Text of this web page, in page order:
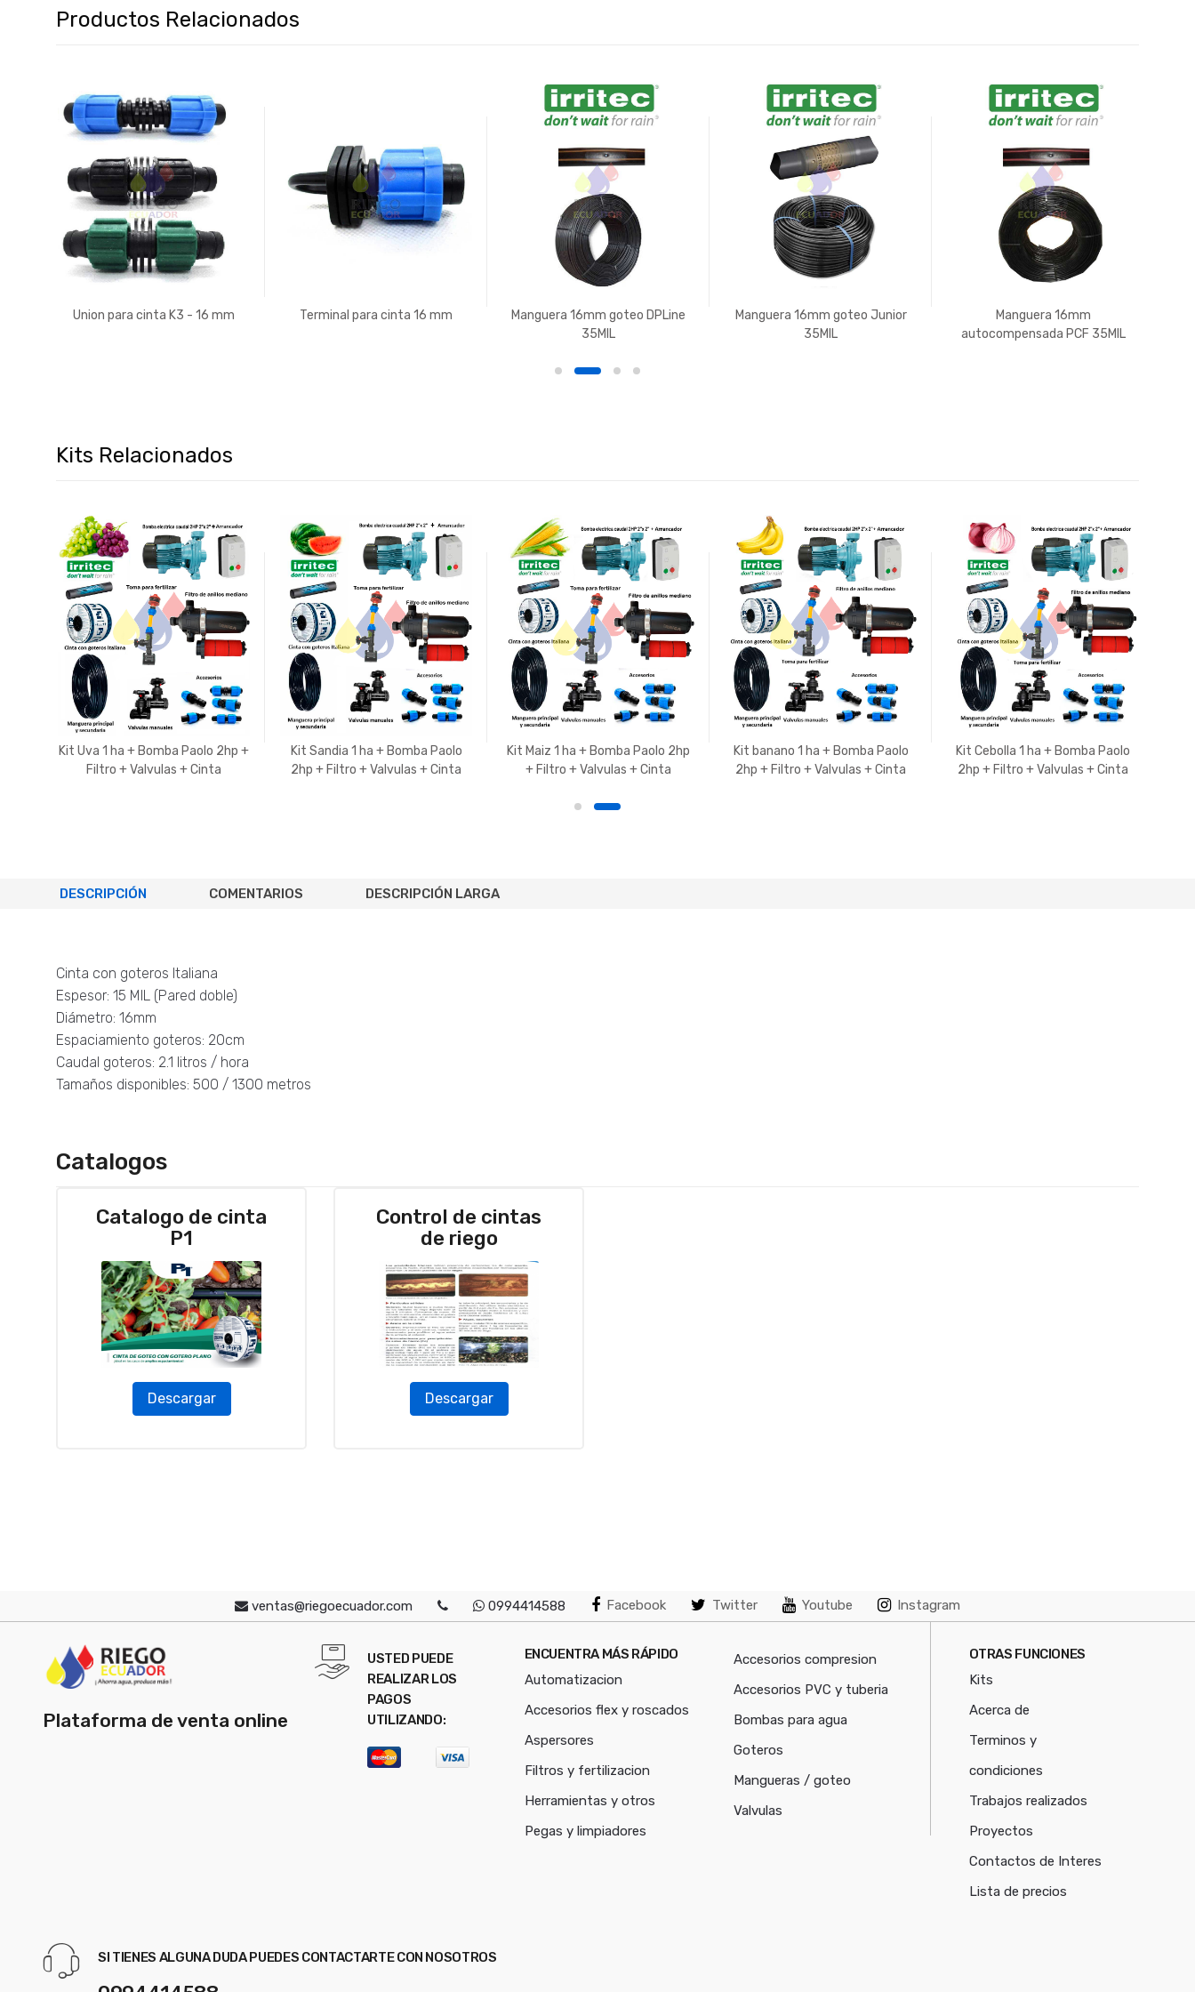
Productos Relacionados
Union para cinta K3 - 16 mm Terminal para cinta 16 mm
Manguera 16mm goteo DPLine
35MIL
Manguera 16mm goteo Junior
35MIL
Manguera 16mm
autocompensada PCF 35MIL
Kits Relacionados
Kit Uva 1 ha + Bomba Paolo 2hp +
Filtro + Valvulas + Cinta
Kit Sandia 1 ha + Bomba Paolo
2hp + Filtro + Valvulas + Cinta
Kit Maiz 1 ha + Bomba Paolo 2hp
+ Filtro + Valvulas + Cinta
Kit banano 1 ha + Bomba Paolo
2hp + Filtro + Valvulas + Cinta
Kit Cebolla 1 ha + Bomba Paolo
2hp + Filtro + Valvulas + Cinta
DESCRIPCIÓN COMENTARIOS DESCRIPCIÓN LARGA
Cinta con goteros Italiana
Espesor: 15 MIL (Pared doble)
Diámetro: 16mm
Espaciamiento goteros: 20cm
Caudal goteros: 2.1 litros / hora
Tamaños disponibles: 500 / 1300 metros
Catalogos
Catalogo de cinta
P1
Descargar
Control de cintas
de riego
Descargar
ventas@riegoecuador.com 0994414588 Facebook Twitter Youtube Instagram
Plataforma de venta online
USTED PUEDE
REALIZAR LOS
PAGOS
UTILIZANDO:
ENCUENTRA MÁS RÁPIDO
Automatizacion
Accesorios flex y roscados
Aspersores
Filtros y fertilizacion
Herramientas y otros
Pegas y limpiadores
Accesorios compresion
Accesorios PVC y tuberia
Bombas para agua
Goteros
Mangueras / goteo
Valvulas
OTRAS FUNCIONES
Kits
Acerca de
Terminos y
condiciones
Trabajos realizados
Proyectos
Contactos de Interes
Lista de precios
SI TIENES ALGUNA DUDA PUEDES CONTACTARTE CON NOSOTROS